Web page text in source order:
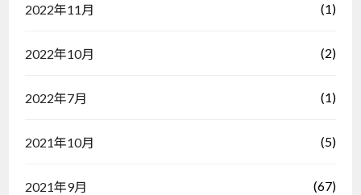
2022年11月 (1)
2022年10月 (2)
2022年7月 (1)
2021年10月 (5)
2021年9月 (67)